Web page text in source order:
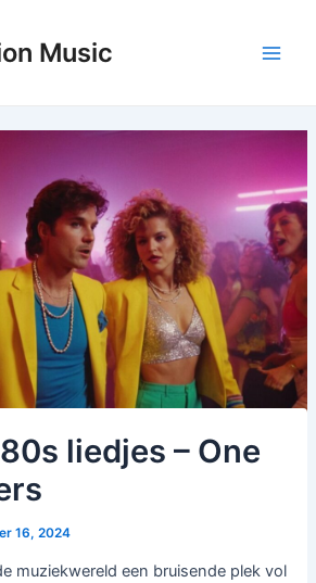
Music
liedjes – One
16, 2024
muziekwereld een bruisende plek vol